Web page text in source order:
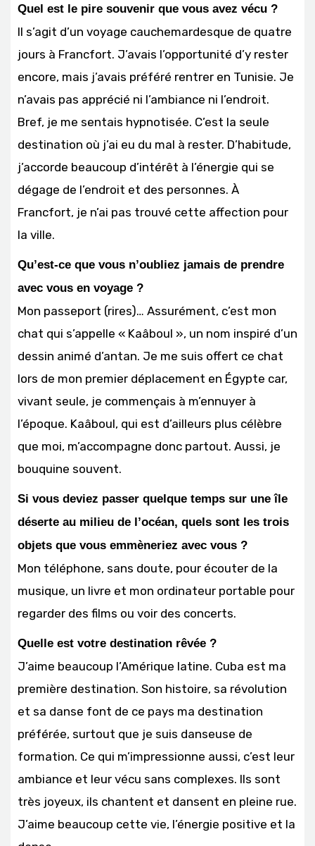
Quel est le pire souvenir que vous avez vécu ?
Il s’agit d’un voyage cauchemardesque de quatre
jours à Francfort. J’avais l’opportunité d’y rester
encore, mais j’avais préféré rentrer en Tunisie. Je
n’avais pas apprécié ni l’ambiance ni l’endroit.
Bref, je me sentais hypnotisée. C’est la seule
destination où j’ai eu du mal à rester. D’habitude,
j’accorde beaucoup d’intérêt à l’énergie qui se
dégage de l’endroit et des personnes. À
Francfort, je n’ai pas trouvé cette affection pour
la ville.
Qu’est-ce que vous n’oubliez jamais de prendre
avec vous en voyage ?
Mon passeport (rires)… Assurément, c’est mon
chat qui s’appelle « Kaâboul », un nom inspiré d’un
dessin animé d’antan. Je me suis offert ce chat
lors de mon premier déplacement en Égypte car,
vivant seule, je commençais à m’ennuyer à
l’époque. Kaâboul, qui est d’ailleurs plus célèbre
que moi, m’accompagne donc partout. Aussi, je
bouquine souvent.
Si vous deviez passer quelque temps sur une île
déserte au milieu de l’océan, quels sont les trois
objets que vous emmèneriez avec vous ?
Mon téléphone, sans doute, pour écouter de la
musique, un livre et mon ordinateur portable pour
regarder des films ou voir des concerts.
Quelle est votre destination rêvée ?
J’aime beaucoup l’Amérique latine. Cuba est ma
première destination. Son histoire, sa révolution
et sa danse font de ce pays ma destination
préférée, surtout que je suis danseuse de
formation. Ce qui m’impressionne aussi, c’est leur
ambiance et leur vécu sans complexes. Ils sont
très joyeux, ils chantent et dansent en pleine rue.
J’aime beaucoup cette vie, l’énergie positive et la